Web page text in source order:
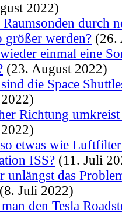
2022)
Raumsonden durch
größer werden? (26.
einmal eine
(23. August 2022)
die Space
Richtung
etwas wie
ISS? (11. Juli
unlängst das
(8. Juli 2022)
den Tesla